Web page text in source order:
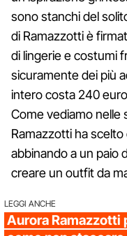
sono stanchi del
di Ramazzotti è
di lingerie e costumi
sicuramente dei più
intero costa 240
Come vediamo nelle
Ramazzotti ha
abbinando a un paio
creare un outfit da
LEGGI ANCHE
Aurora Ramazzotti